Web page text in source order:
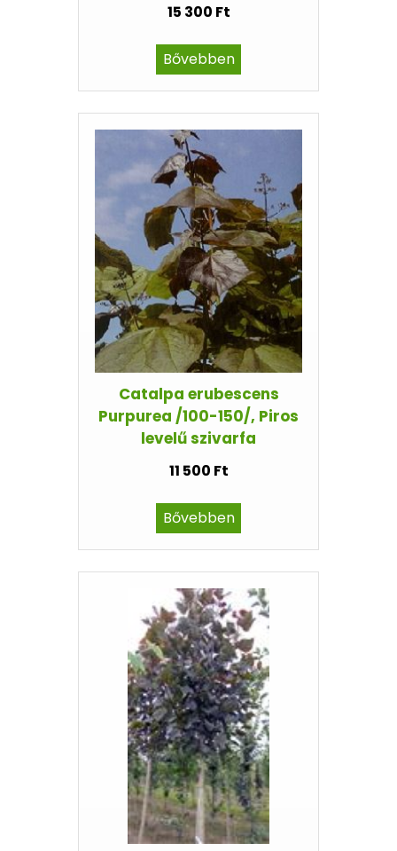
15 300 Ft
Bővebben
Catalpa erubescens
Purpurea /100-150/, Piros
levelű szivarfa
11 500 Ft
Bővebben